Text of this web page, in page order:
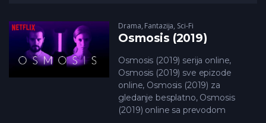
Drama, Fantazija, Sci-Fi
Osmosis (2019)
Osmosis (2019) serija online,
Osmosis (2019) sve epizode
online, Osmosis (2019) za
gledanje besplatno, Osmosis
(2019) online sa prevodom